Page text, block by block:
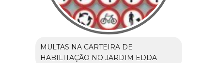
MULTAS NA CARTEIRA DE
HABILITAÇÃO NO JARDIM EDDA